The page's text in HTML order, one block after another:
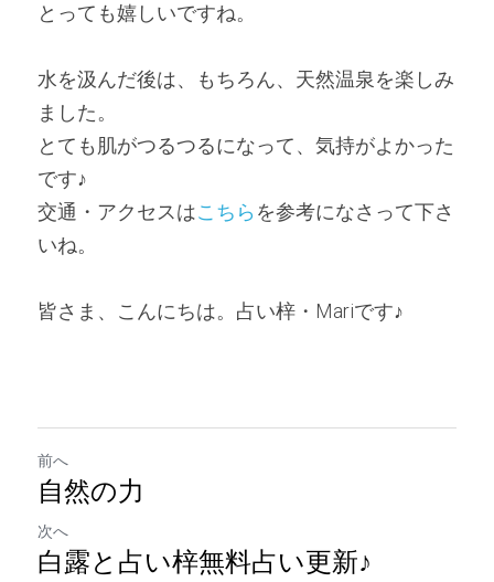
とっても嬉しいですね。
水を汲んだ後は、もちろん、天然温泉を楽しみ
ました。
とても肌がつるつるになって、気持がよかった
です♪
交通・アクセスはこちら を参考になさって下さ
いね。
皆さま、こんにちは。占い梓・Mariです♪
前へ
自然の力
次へ
白露と占い梓無料占い更新♪